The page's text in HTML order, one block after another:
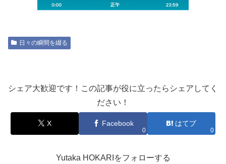
日々の瞬間を綴る
シェア大歓迎です！この記事が役に立ったらシェアしてく
ださい！
X Facebook
0
はてブ
0
Yutaka HOKARIをフォローする